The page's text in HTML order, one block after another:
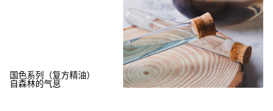
国色系列（复方精油）
自森林的气息